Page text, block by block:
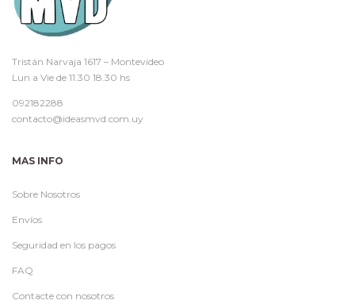
Tristán Narvaja 1617 – Montevideo
Lun a Vie de 11.30 18.30 hs
092182288
contacto@ideasmvd.com.uy
MAS INFO
Sobre Nosotros
Envíos
Seguridad en los pagos
FAQ
Contacte con nosotros